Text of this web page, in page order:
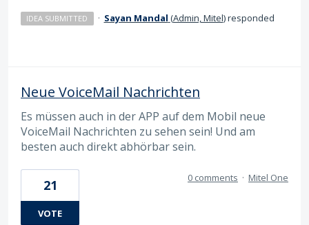
IDEA SUBMITTED · Sayan Mandal (Admin, Mitel)responded
Neue VoiceMail Nachrichten
Es müssen auch in der APP auf dem Mobil neue
VoiceMail Nachrichten zu sehen sein! Und am
besten auch direkt abhörbar sein.
21
VOTE
0 comments · Mitel One